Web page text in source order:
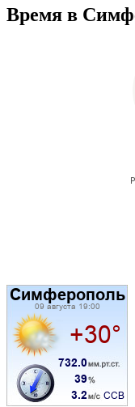
Время в